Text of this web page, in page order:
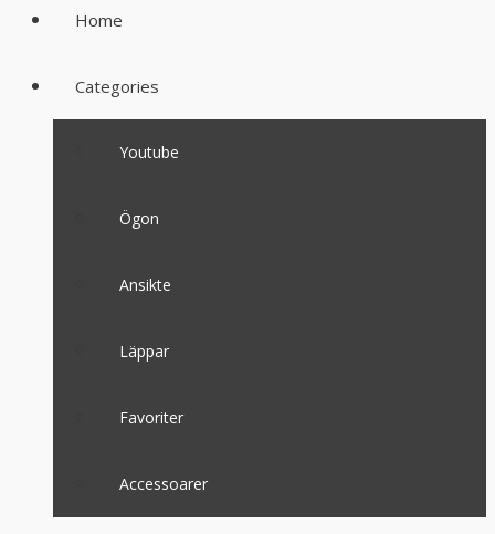
Home
Categories
Youtube
Ögon
Ansikte
Läppar
Favoriter
Accessoarer